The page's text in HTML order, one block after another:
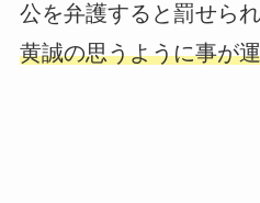
公を弁護すると罰せら
黄誠の思うように事が